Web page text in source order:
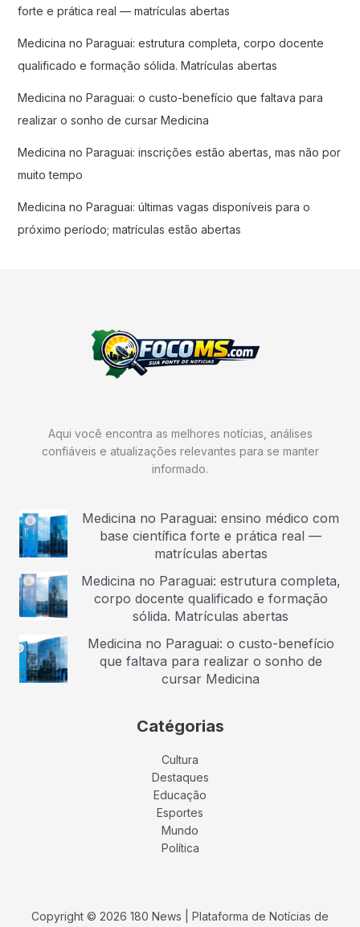
forte e prática real — matrículas abertas
Medicina no Paraguai: estrutura completa, corpo docente
qualificado e formação sólida. Matrículas abertas
Medicina no Paraguai: o custo-benefício que faltava para
realizar o sonho de cursar Medicina
Medicina no Paraguai: inscrições estão abertas, mas não por
muito tempo
Medicina no Paraguai: últimas vagas disponíveis para o
próximo período; matrículas estão abertas
Aqui você encontra as melhores notícias, análises
confiáveis e atualizações relevantes para se manter
informado.
Medicina no Paraguai: ensino médico com
base científica forte e prática real —
matrículas abertas
Medicina no Paraguai: estrutura completa,
corpo docente qualificado e formação
sólida. Matrículas abertas
Medicina no Paraguai: o custo-benefício
que faltava para realizar o sonho de
cursar Medicina
Catégorias
Cultura
Destaques
Educação
Esportes
Mundo
Política
Copyright © 2026 180 News | Plataforma de Notícias de